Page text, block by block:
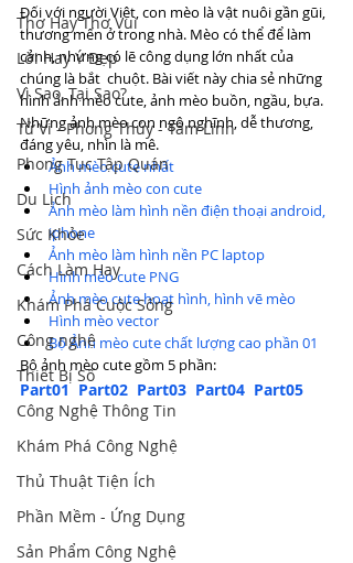
Thơ Hay Thơ Vui
Lời Hay Ý Đẹp
Vì Sao, Tại Sao?
Tử Vi - Phong Thủy - Tâm Linh
Phong Tục Tập Quán
Du Lịch
Sức Khỏe
Cách Làm Hay
Khám Phá Cuộc Sống
Công nghệ
Thiết Bị Số
Công Nghệ Thông Tin
Khám Phá Công Nghệ
Thủ Thuật Tiện Ích
Phần Mềm - Ứng Dụng
Sản Phẩm Công Nghệ
Đối với người Việt, con mèo là vật nuôi gần gũi,
thương mến ở trong nhà. Mèo có thể để làm
cảnh, nhưng có lẽ công dụng lớn nhất của
chúng là bắt  chuột. Bài viết này chia sẻ những
hình ảnh mèo cute, ảnh mèo buồn, ngầu, bựa.
Những ảnh mèo con ngộ nghĩnh, dễ thương,
đáng yêu, nhìn là mê.
Ảnh mèo cute nhất
Hình ảnh mèo con cute
Ảnh mèo làm hình nền điện thoại android,
iphone
Ảnh mèo làm hình nền PC laptop
Hình mèo cute PNG
Ảnh mèo cute hoạt hình, hình vẽ mèo
Hình mèo vector
Bộ Ảnh mèo cute chất lượng cao phần 01
Bộ ảnh mèo cute gồm 5 phần:
Part01 Part02 Part03 Part04 Part05